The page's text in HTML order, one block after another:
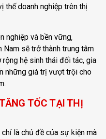
thế doanh nghiệp trên thị
nghiệp và bền vững,
sẽ trở thành trung tâm
hệ sinh thái đối tác, gia
những giá trị vượt trội cho
TỐC TẠI THỊ
chỉ là chủ đề của sự kiện mà